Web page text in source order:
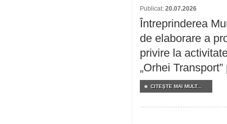
Publicat: 20.07.2026
Întreprinderea
de elaborare a
privire la
„Orhei
CITEŞTE MAI MULT...